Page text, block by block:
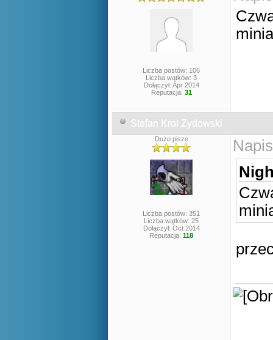
Liczba postów: 106
Liczba wątków: 3
Dołączył: Apr 2014
Reputacja: 31
Stefan Krol Zydowski
Dużo pisze
Liczba postów: 351
Liczba wątków: 25
Dołączył: Oct 2014
Reputacja: 118